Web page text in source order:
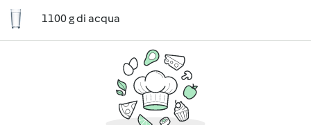
1100 g di acqua